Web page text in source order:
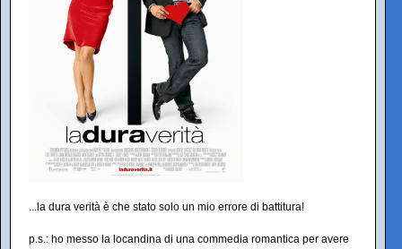
...la dura verità è che stato solo un mio errore di battitura!
p.s.: ho messo la locandina di una commedia romantica per avere